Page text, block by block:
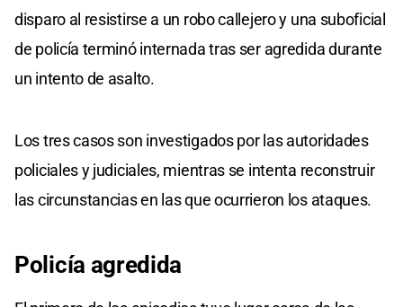
disparo al resistirse a un robo callejero y una suboficial
de policía terminó internada tras ser agredida durante
un intento de asalto.
Los tres casos son investigados por las autoridades
policiales y judiciales, mientras se intenta reconstruir
las circunstancias en las que ocurrieron los ataques.
Policía agredida